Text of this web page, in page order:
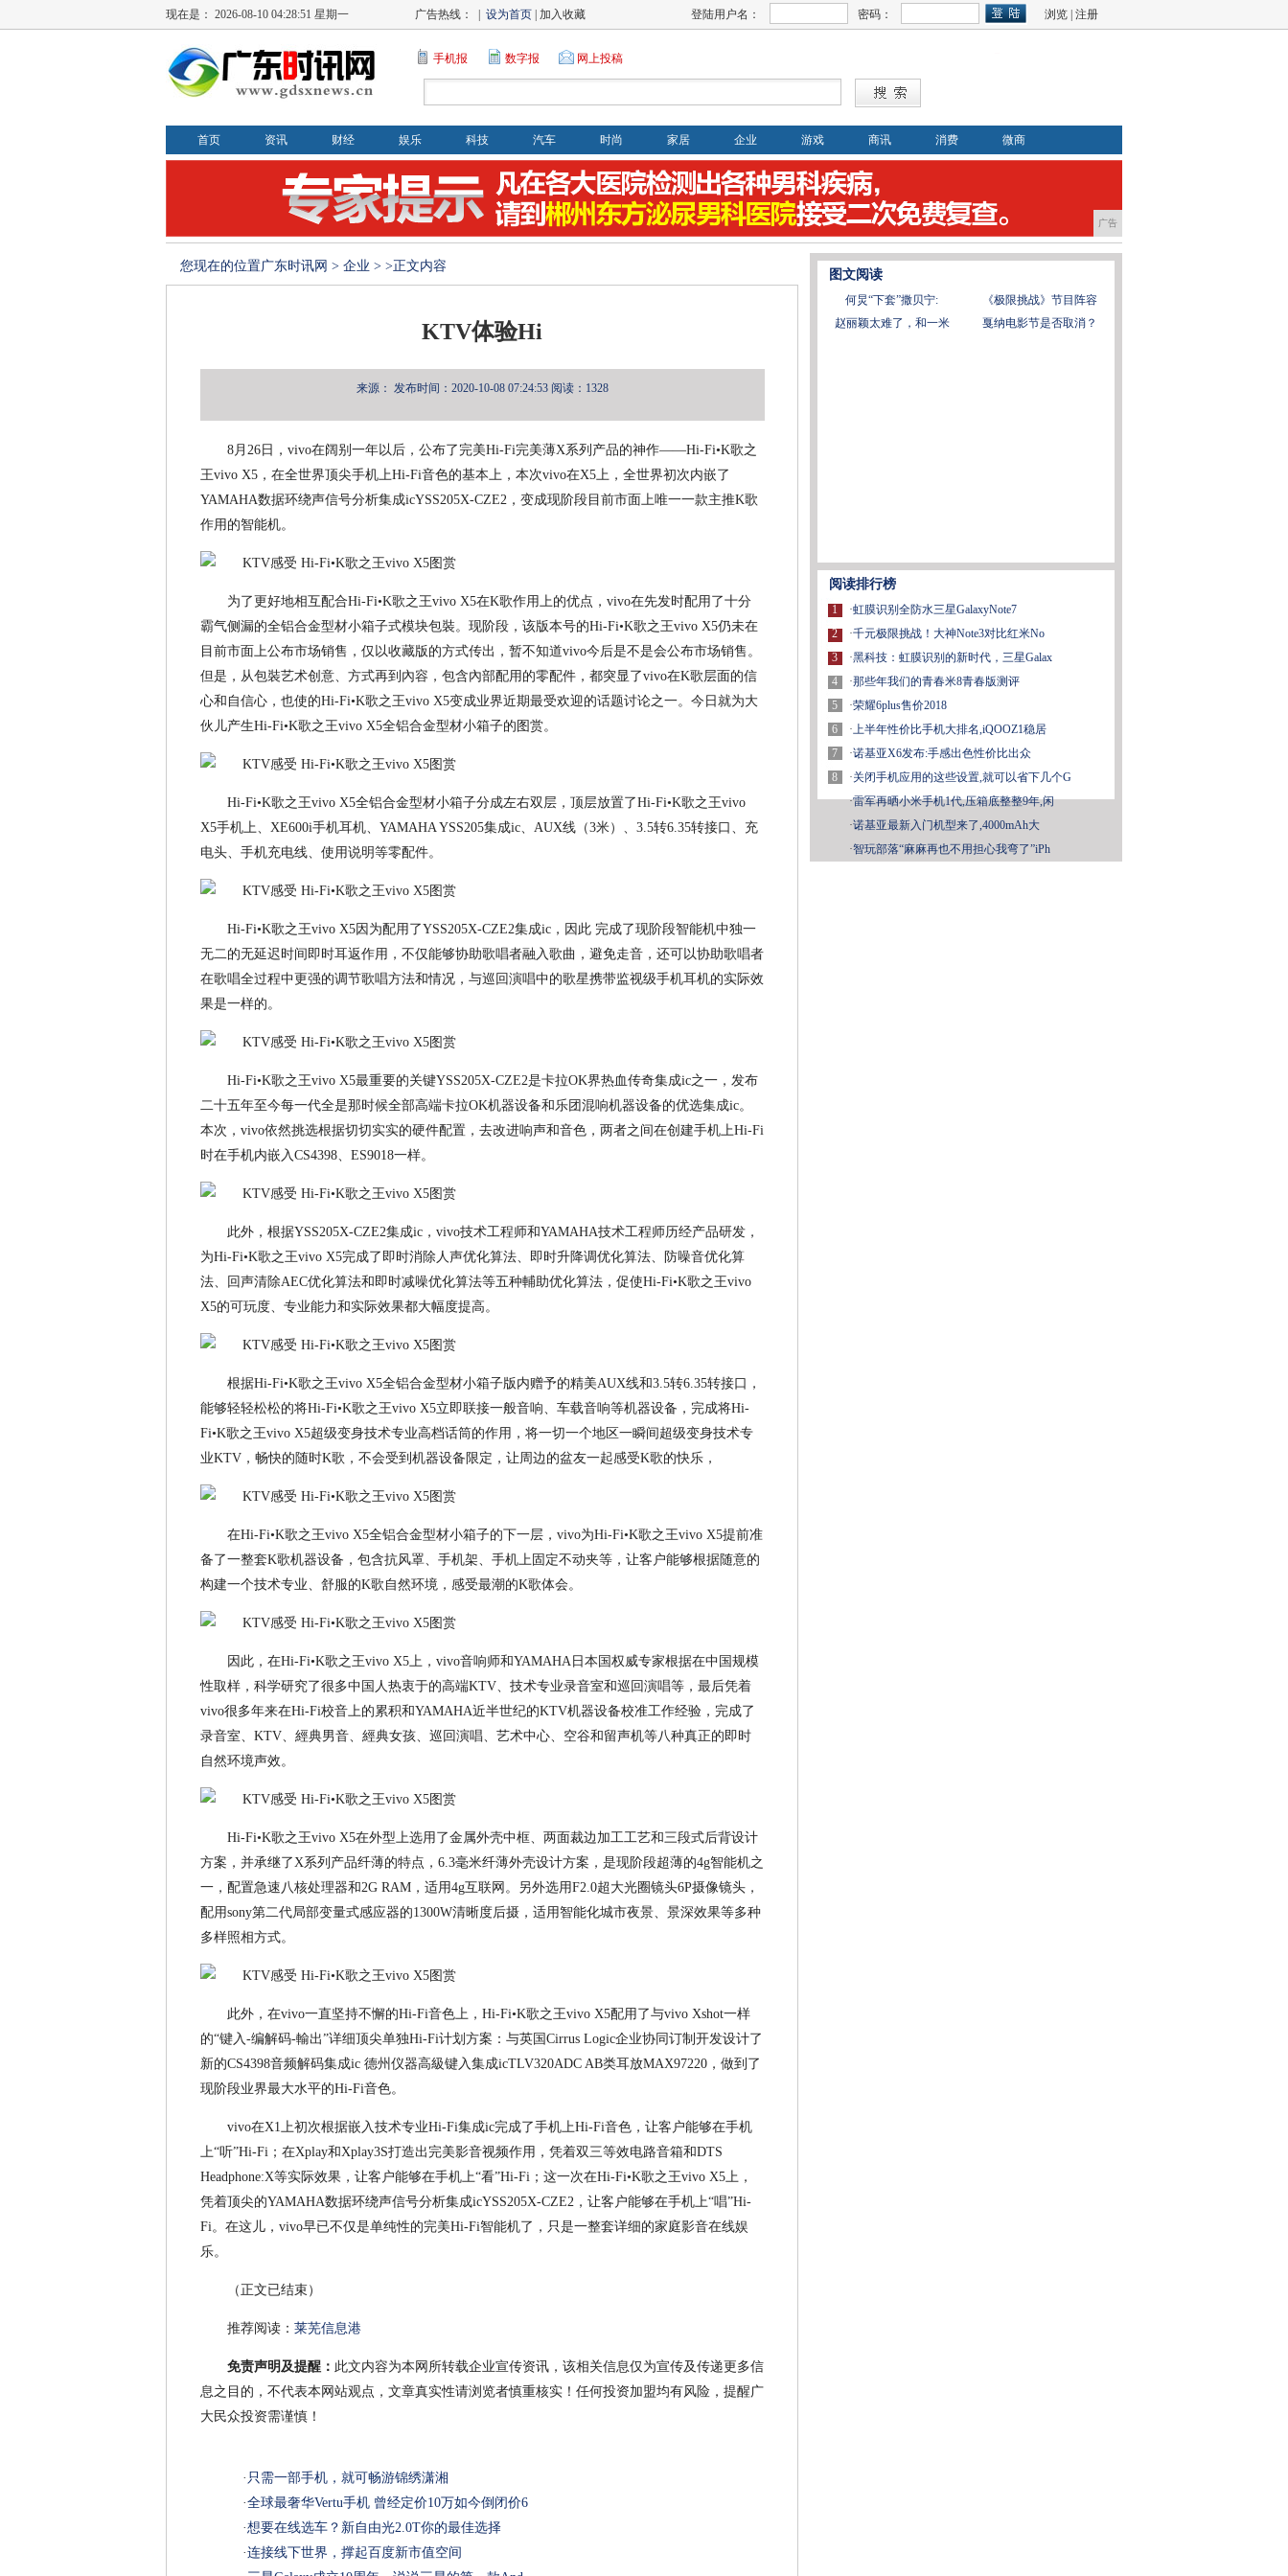
现在是： 2026-08-10 04:28:52 星期一 广告热线： | 设为首页 | 加入收藏 登陆用户名： 密码： 浏览 注册
手机报 数字报 网上投稿
首页 资讯 财经 娱乐 科技 汽车 时尚 家居 企业 游戏 商讯 消费 微商
广告
您现在的位置广东时讯网 > 企业 > >正文内容
KTV体验Hi
来源： 发布时间：2020-10-08 07:24:53 阅读：1328
8月26日，vivo在阔别一年以后，公布了完美Hi-Fi完美薄X系列产品的神作——Hi-Fi•K歌之
王vivo X5，在全世界顶尖手机上Hi-Fi音色的基本上，本次vivo在X5上，全世界初次内嵌了
YAMAHA数据环绕声信号分析集成icYSS205X-CZE2，变成现阶段目前市面上唯一一款主推K歌
作用的智能机。
为了更好地相互配合Hi-Fi•K歌之王vivo X5在K歌作用上的优点，vivo在先发时配用了十分
霸气侧漏的全铝合金型材小箱子式模块包裝。现阶段，该版本号的Hi-Fi•K歌之王vivo X5仍未在
目前市面上公布市场销售，仅以收藏版的方式传出，暂不知道vivo今后是不是会公布市场销售。
但是，从包裝艺术创意、方式再到內容，包含內部配用的零配件，都突显了vivo在K歌层面的信
心和自信心，也使的Hi-Fi•K歌之王vivo X5变成业界近期最受欢迎的话题讨论之一。今日就为大
伙儿产生Hi-Fi•K歌之王vivo X5全铝合金型材小箱子的图赏。
Hi-Fi•K歌之王vivo X5全铝合金型材小箱子分成左右双层，顶层放置了Hi-Fi•K歌之王vivo
X5手机上、XE600i手机耳机、YAMAHA YSS205集成ic、AUX线（3米）、3.5转6.35转接口、充
电头、手机充电线、使用说明等零配件。
Hi-Fi•K歌之王vivo X5因为配用了YSS205X-CZE2集成ic，因此 完成了现阶段智能机中独一
无二的无延迟时间即时耳返作用，不仅能够协助歌唱者融入歌曲，避免走音，还可以协助歌唱者
在歌唱全过程中更强的调节歌唱方法和情况，与巡回演唱中的歌星携带监视级手机耳机的实际效
果是一样的。
Hi-Fi•K歌之王vivo X5最重要的关键YSS205X-CZE2是卡拉OK界热血传奇集成ic之一，发布
二十五年至今每一代全是那时候全部高端卡拉OK机器设备和乐团混响机器设备的优选集成ic。
本次，vivo依然挑选根据切切实实的硬件配置，去改进响声和音色，两者之间在创建手机上Hi-Fi
时在手机内嵌入CS4398、ES9018一样。
此外，根据YSS205X-CZE2集成ic，vivo技术工程师和YAMAHA技术工程师历经产品研发，
为Hi-Fi•K歌之王vivo X5完成了即时消除人声优化算法、即时升降调优化算法、防噪音优化算
法、回声清除AEC优化算法和即时减噪优化算法等五种輔助优化算法，促使Hi-Fi•K歌之王vivo
X5的可玩度、专业能力和实际效果都大幅度提高。
根据Hi-Fi•K歌之王vivo X5全铝合金型材小箱子版内赠予的精美AUX线和3.5转6.35转接口，
能够轻轻松松的将Hi-Fi•K歌之王vivo X5立即联接一般音响、车载音响等机器设备，完成将Hi-
Fi•K歌之王vivo X5超级变身技术专业高档话筒的作用，将一切一个地区一瞬间超级变身技术专
业KTV，畅快的随时K歌，不会受到机器设备限定，让周边的盆友一起感受K歌的快乐，
在Hi-Fi•K歌之王vivo X5全铝合金型材小箱子的下一层，vivo为Hi-Fi•K歌之王vivo X5提前准
备了一整套K歌机器设备，包含抗风罩、手机架、手机上固定不动夹等，让客户能够根据随意的
构建一个技术专业、舒服的K歌自然环境，感受最潮的K歌体会。
因此，在Hi-Fi•K歌之王vivo X5上，vivo音响师和YAMAHA日本国权威专家根据在中国规模
性取样，科学研究了很多中国人热衷于的高端KTV、技术专业录音室和巡回演唱等，最后凭着
vivo很多年来在Hi-Fi校音上的累积和YAMAHA近半世纪的KTV机器设备校准工作经验，完成了
录音室、KTV、經典男音、經典女孩、巡回演唱、艺术中心、空谷和留声机等八种真正的即时
自然环境声效。
Hi-Fi•K歌之王vivo X5在外型上选用了金属外壳中框、两面裁边加工工艺和三段式后背设计
方案，并承继了X系列产品纤薄的特点，6.3毫米纤薄外壳设计方案，是现阶段超薄的4g智能机之
一，配置急速八核处理器和2G RAM，适用4g互联网。另外选用F2.0超大光圈镜头6P摄像镜头，
配用sony第二代局部变量式感应器的1300W清晰度后摄，适用智能化城市夜景、景深效果等多种
多样照相方式。
此外，在vivo一直坚持不懈的Hi-Fi音色上，Hi-Fi•K歌之王vivo X5配用了与vivo Xshot一样
的“键入-编解码-輸出”详细顶尖单独Hi-Fi计划方案：与英国Cirrus Logic企业协同订制开发设计了
新的CS4398音频解码集成ic 德州仪器高級键入集成icTLV320ADC AB类耳放MAX97220，做到了
现阶段业界最大水平的Hi-Fi音色。
vivo在X1上初次根据嵌入技术专业Hi-Fi集成ic完成了手机上Hi-Fi音色，让客户能够在手机
上“听”Hi-Fi；在Xplay和Xplay3S打造出完美影音视频作用，凭着双三等效电路音箱和DTS
Headphone:X等实际效果，让客户能够在手机上“看”Hi-Fi；这一次在Hi-Fi•K歌之王vivo X5上，
凭着顶尖的YAMAHA数据环绕声信号分析集成icYSS205X-CZE2，让客户能够在手机上“唱”Hi-
Fi。在这儿，vivo早已不仅是单纯性的完美Hi-Fi智能机了，只是一整套详细的家庭影音在线娱
乐。
（正文已结束）
推荐阅读： 莱芜信息港
免责声明及提醒： 此文内容为本网所转载企业宣传资讯，该相关信息仅为宣传及传递更多信
息之目的，不代表本网站观点，文章真实性请浏览者慎重核实！任何投资加盟均有风险，提醒广
大民众投资需谨慎！
· 只需一部手机，就可畅游锦绣潇湘
·全球最奢华Vertu手机 曾经定价10万如今倒闭价6
·想要在线选车？新自由光2.0T你的最佳选择
·连接线下世界，撑起百度新市值空间
图文阅读
何炅“下套”撒贝宁:
《极限挑战》节目阵容
赵丽颖太难了，和一米
戛纳电影节是否取消？
阅读排行榜
1
2
3
4
5
6
7
8
·虹膜识别全防水三星GalaxyNote7
·千元极限挑战！大神Note3对比红米No
·黑科技：虹膜识别的新时代，三星Galax
·那些年我们的青春米8青春版测评
·荣耀6plus售价2018
·上半年性价比手机大排名,iQOOZ1稳居
·诺基亚X6发布:手感出色性价比出众
·关闭手机应用的这些设置,就可以省下几个G
·雷军再晒小米手机1代,压箱底整整9年,闲
·诺基亚最新入门机型来了,4000mAh大
·智玩部落“麻麻再也不用担心我弯了”iPh